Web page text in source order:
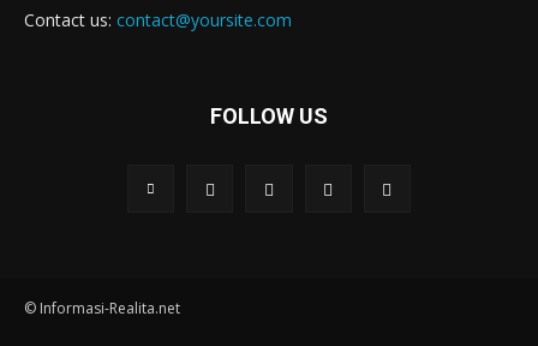
Contact us: contact@yoursite.com
FOLLOW US
© Informasi-Realita.net